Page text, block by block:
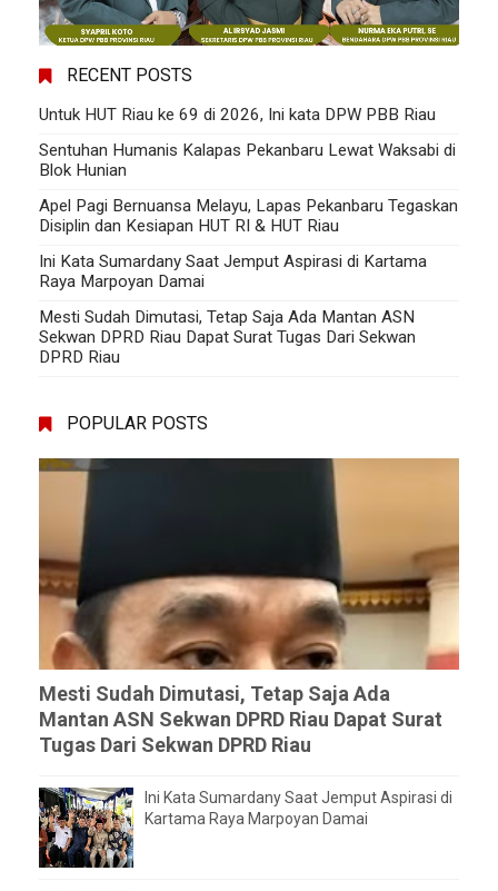
RECENT POSTS
Untuk HUT Riau ke 69 di 2026, Ini kata DPW PBB Riau
Sentuhan Humanis Kalapas Pekanbaru Lewat Waksabi di
Blok Hunian
Apel Pagi Bernuansa Melayu, Lapas Pekanbaru Tegaskan
Disiplin dan Kesiapan HUT RI & HUT Riau
Ini Kata Sumardany Saat Jemput Aspirasi di Kartama
Raya Marpoyan Damai
Mesti Sudah Dimutasi, Tetap Saja Ada Mantan ASN
Sekwan DPRD Riau Dapat Surat Tugas Dari Sekwan
DPRD Riau
POPULAR POSTS
Mesti Sudah Dimutasi, Tetap Saja Ada
Mantan ASN Sekwan DPRD Riau Dapat Surat
Tugas Dari Sekwan DPRD Riau
Ini Kata Sumardany Saat Jemput Aspirasi di
Kartama Raya Marpoyan Damai